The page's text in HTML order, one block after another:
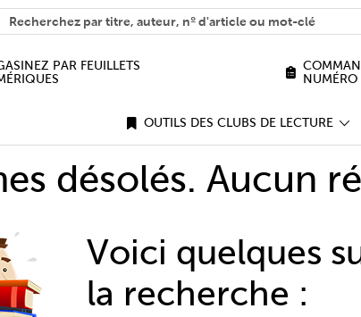
can we help you find?
PAR FEUILLETS
NUMÉRO
OUTILS DES CLUBS DE LECTURE
désolés. Aucun
Voici quelques
la recherche :